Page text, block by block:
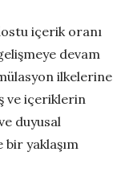
içerik oranı
devam
ilkelerine
ve içeriklerin
duyusal
yaklaşım